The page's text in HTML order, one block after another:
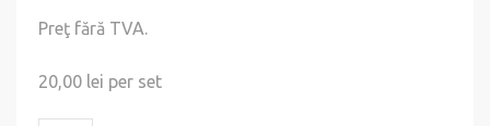
Preţ fără TVA.
20,00 lei per set